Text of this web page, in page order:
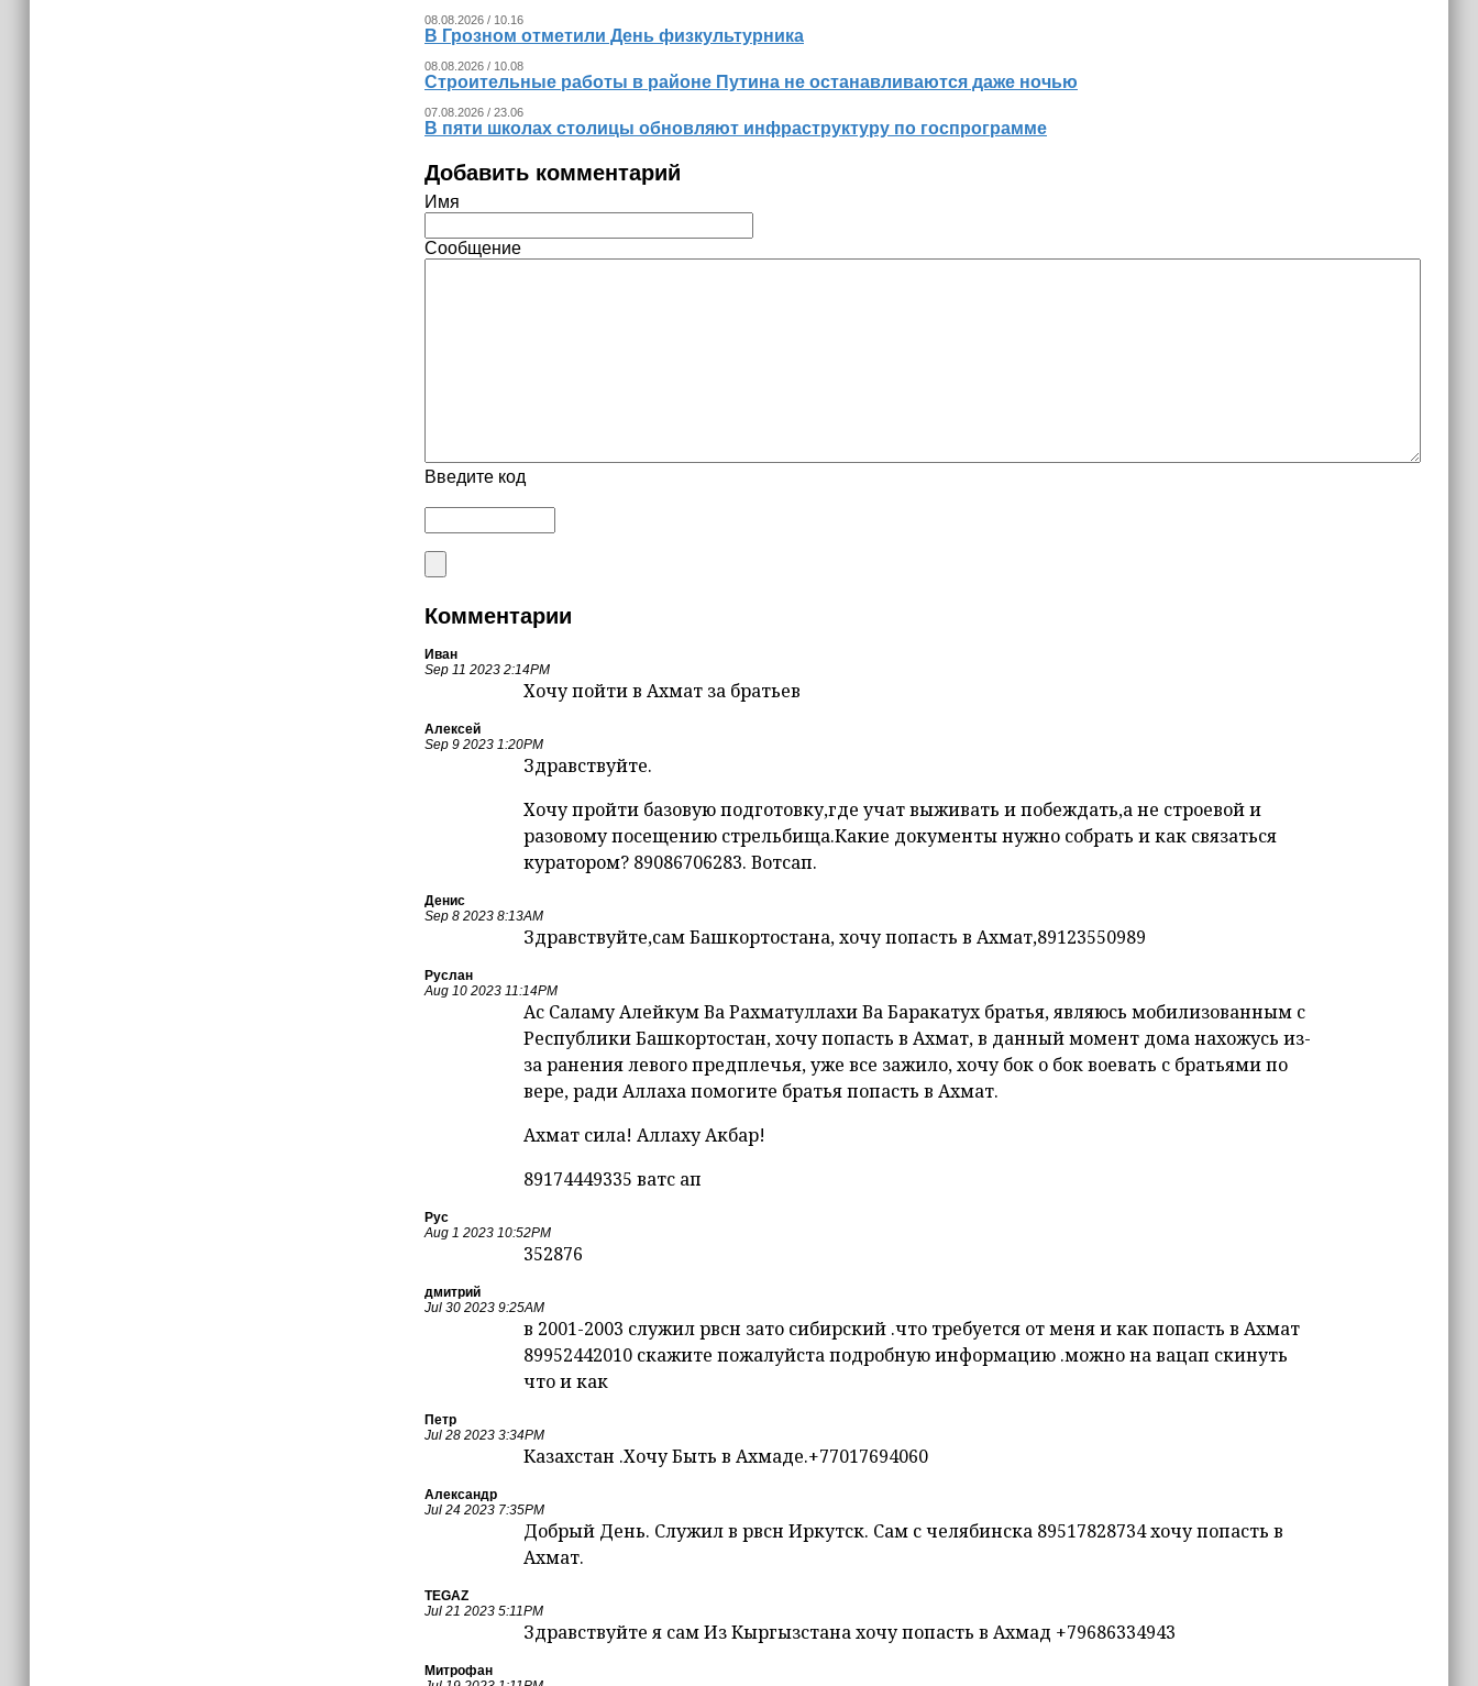
08.08.2026 / 10.16
В Грозном отметили День физкультурника
08.08.2026 / 10.08
Строительные работы в районе Путина не останавливаются даже ночью
07.08.2026 / 23.06
В пяти школах столицы обновляют инфраструктуру по госпрограмме
Добавить комментарий
Имя
Сообщение
Введите код
Комментарии
Иван
Sep 11 2023 2:14PM
Хочу пойти в Ахмат за братьев
Алексей
Sep 9 2023 1:20PM
Здравствуйте.
Хочу пройти базовую подготовку,где учат выживать и побеждать,а не строевой и
разовому посещению стрельбища.Какие документы нужно собрать и как связаться
куратором? 89086706283. Вотсап.
Денис
Sep 8 2023 8:13AM
Здравствуйте,сам Башкортостана, хочу попасть в Ахмат,89123550989
Руслан
Aug 10 2023 11:14PM
Ас Саламу Алейкум Ва Рахматуллахи Ва Баракатух братья, являюсь мобилизованным с
Республики Башкортостан, хочу попасть в Ахмат, в данный момент дома нахожусь из-
за ранения левого предплечья, уже все зажило, хочу бок о бок воевать с братьями по
вере, ради Аллаха помогите братья попасть в Ахмат.
Ахмат сила! Аллаху Акбар!
89174449335 ватс ап
Рус
Aug 1 2023 10:52PM
352876
дмитрий
Jul 30 2023 9:25AM
в 2001-2003 служил рвсн зато сибирский .что требуется от меня и как попасть в Ахмат
89952442010 скажите пожалуйста подробную информацию .можно на вацап скинуть
что и как
Петр
Jul 28 2023 3:34PM
Казахстан .Хочу Быть в Ахмаде.+77017694060
Александр
Jul 24 2023 7:35PM
Добрый День. Служил в рвсн Иркутск. Сам с челябинска 89517828734 хочу попасть в
Ахмат.
TEGAZ
Jul 21 2023 5:11PM
Здравствуйте я сам Из Кыргызстана хочу попасть в Ахмад +79686334943
Митрофан